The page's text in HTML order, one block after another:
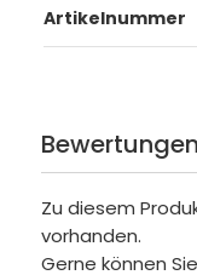
Artikelnummer
Bewertungen
Zu diesem
vorhanden.
Gerne können